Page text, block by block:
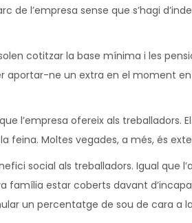
l’empresa sense que s’hagi
cotitzar la base mínima i les
aportar-ne un extra en el moment
l’empresa ofereix als treballadors.
Moltes vegades, a més, és
social als treballadors. Igual que
família estar coberts davant
un percentatge de sou de cara a